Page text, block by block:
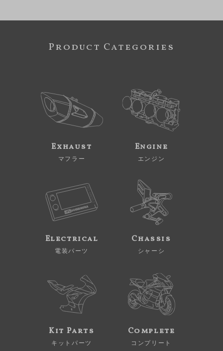
Product Categories
Exhaust
マフラー
Engine
エンジン
Electrical
電装パーツ
Chassis
シャーシ
Kit Parts
キットパーツ
Complete
コンプリート